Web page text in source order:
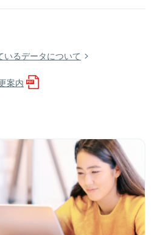
るデータについて
案内